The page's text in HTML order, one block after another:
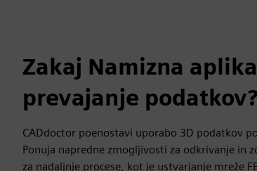
Zakaj Namizna
prevajanje podatkov?
CADdoctor poenostavi uporabo 3D podatkov
Ponuja napredne zmogljivosti za odkrivanje in
za nadaljnje procese, kot je ustvarjanje mreže